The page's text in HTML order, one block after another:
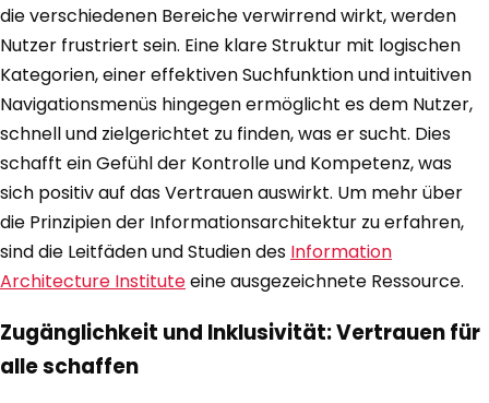
die verschiedenen Bereiche verwirrend wirkt, werden
Nutzer frustriert sein. Eine klare Struktur mit logischen
Kategorien, einer effektiven Suchfunktion und intuitiven
Navigationsmenüs hingegen ermöglicht es dem Nutzer,
schnell und zielgerichtet zu finden, was er sucht. Dies
schafft ein Gefühl der Kontrolle und Kompetenz, was
sich positiv auf das Vertrauen auswirkt. Um mehr über
die Prinzipien der Informationsarchitektur zu erfahren,
sind die Leitfäden und Studien des Information
Architecture Instituteeine ausgezeichnete Ressource.
Zugänglichkeit und Inklusivität: Vertrauen für
alle schaffen